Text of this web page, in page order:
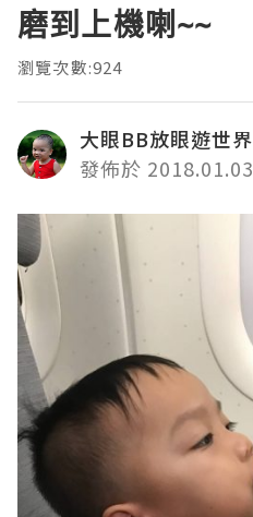
磨到上機喇~~
瀏覽次數:924
大眼BB放眼遊世界
發佈於 2018.01.03